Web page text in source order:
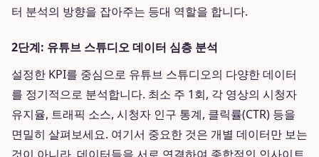
터 분석의 방향을 잡아주는 등대 역할을 합니다.
2단계: 유튜브 스튜디오 데이터 심층 분석
설정한 KPI를 중심으로 유튜브 스튜디오의 다양한 데이터
를 정기적으로 분석합니다. 최소 주 1회, 각 영상의 시청자
유지율, 트래픽 소스, 시청자 인구 통계, 클릭률(CTR) 등을
면밀히 살펴보세요. 여기서 중요한 것은 개별 데이터만 보는